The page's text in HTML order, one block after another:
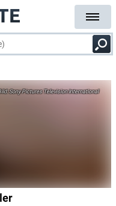
Sony Pictures Television International